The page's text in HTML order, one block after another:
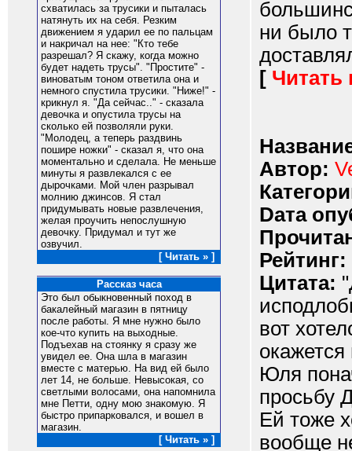
схватилась за трусики и пыталась
натянуть их на себя. Резким
движением я ударил ее по пальцам
и накричал на нее: "Кто тебе
разрешал? Я скажу, когда можно
будет надеть трусы". "Простите" -
виноватым тоном ответила она и
немного спустила трусики. "Ниже!" -
крикнул я. "Да сейчас.." - сказала
девочка и опустила трусы на
сколько ей позволяли руки.
"Молодец, а теперь раздвинь
пошире ножки" - сказал я, что она
моментально и сделала. Не меньше
минуты я развлекался с ее
дырочками. Мой член разрывал
молнию джинсов. Я стал
придумывать новые развлечения,
желая проучить непослушную
девочку. Придумал и тут же
озвучил.
[ Читать » ]
Рассказ часа
Это был обыкновенный поход в
бакалейный магазин в пятницу
после работы. Я мне нужно было
кое-что купить на выходные.
Подъехав на стоянку я сразу же
увидел ее. Она шла в магазин
вместе с матерью. На вид ей было
лет 14, не больше. Невысокая, со
светлыми волосами, она напомнила
мне Петти, одну мою знакомую. Я
быстро припарковался, и вошел в
магазин.
[ Читать » ]
ни было
[ Читать
Автор:
Dата
Рейтинг:
Цитата:
вот
Юля
просьбу
Ей тоже
вообще